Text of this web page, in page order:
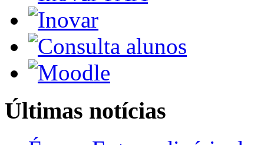
Últimas notícias